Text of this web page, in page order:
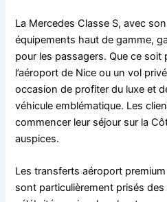
La Mercedes Classe S, avec
équipements haut de gamme,
pour les passagers. Que ce
l’aéroport de Nice ou un vol
occasion de profiter du luxe et
véhicule emblématique. Les
commencer leur séjour sur la
auspices.
Les transferts aéroport
sont particulièrement prisés